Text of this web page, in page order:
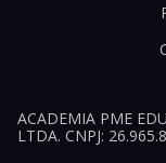
ACADEMIA PME
LTDA. CNPJ: